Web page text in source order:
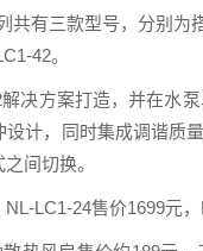
共有三款型号，分别
42。
决方案打造，并在水
计，同时集成调谐质
间切换。
LC1-24售价1699元